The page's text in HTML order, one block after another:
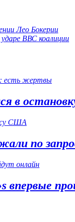
Лео Бокерии
ВВС коалиции
в
по
впервые